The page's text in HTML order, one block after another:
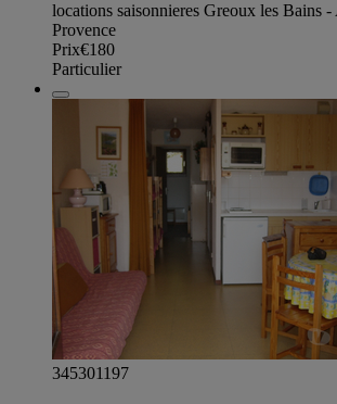
locations saisonnieres Greoux les Bains
Provence
Prix€180
Particulier
345301197